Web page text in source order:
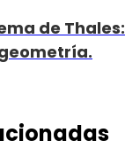
de Thales: